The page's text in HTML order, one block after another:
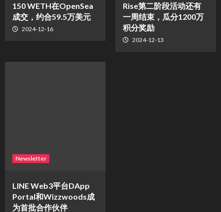
150 WETH在OpenSea
成交，约合59.5万美元
2024-12-16
Rise第二阶段活动还有
一周结束，瓜分1200万
积分奖励
2024-12-13
Newsletter
LINE Web3平台DApp
Portal和Wizzwoods成
为首批合作伙伴